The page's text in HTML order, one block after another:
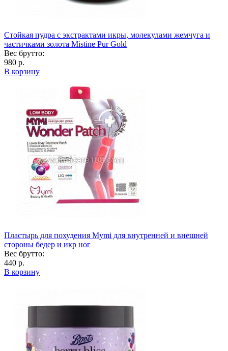
Стойкая пудра с экстрактами икры, молекулами жемчуга и
частичками золота Mistine Pur Gold
Вес брутто:
980 р.
В корзину
Пластырь для похудения Mymi для внутренней и внешней
стороны бедер и икр ног
Вес брутто:
440 р.
В корзину